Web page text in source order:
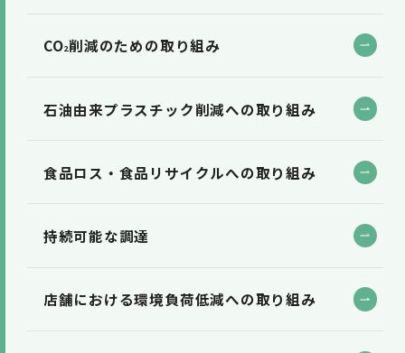
CO2削減のための取り組み
石油由来プラスチック削減への取り組み
食品ロス・食品リサイクルへの取り組み
持続可能な調達
店舗における環境負荷低減への取り組み